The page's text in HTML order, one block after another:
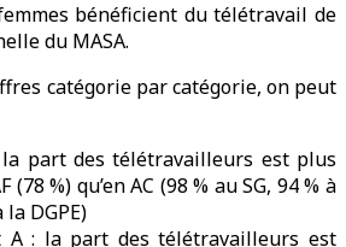
bénéficient du télétravail de
du MASA.
catégorie par catégorie, on peut
la part des télétravailleurs est plus
(78 %) qu’en AC (98 % au SG, 94 % à
la DGPE)
A : la part des télétravailleurs est